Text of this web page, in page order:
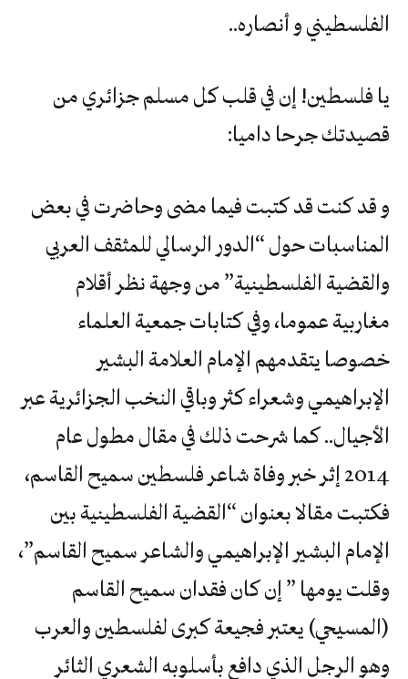
الفلسطيني و أنصاره..
يا فلسطين! إن في قلب كل مسلم جزائري من
قصيدتك جرحا داميا:
و قد كنت قد كتبت فيما مضى وحاضرت في بعض
المناسبات حول “الدور الرسالي للمثقف العربي
والقضية الفلسطينية” من وجهة نظر أقلام
مغاربية عموما، وفي كتابات جمعية العلماء
خصوصا يتقدمهم الإمام العلامة البشير
الإبراهيمي وشعراء كثر وباقي النخب الجزائرية عبر
الأجيال.. كما شرحت ذلك في مقال مطول عام
2014 إثر خبر وفاة شاعر فلسطين سميح القاسم،
فكتبت مقالا بعنوان “القضية الفلسطينية بين
الإمام البشير الإبراهيمي والشاعر سميح القاسم”،
وقلت يومها ” إن كان فقدان سميح القاسم
(المسيحي) يعتبر فجيعة كبرى لفلسطين والعرب
وهو الرجل الذي دافع بأسلوبه الشعري الثائر